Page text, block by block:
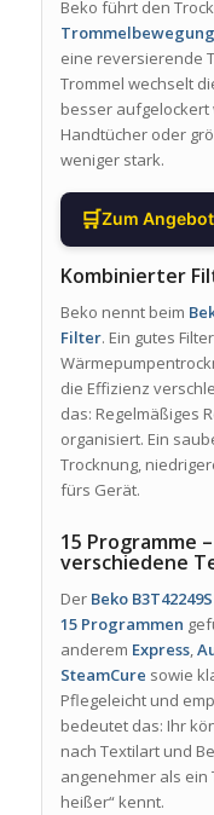
Beko führt den
Trommelbewegung
eine reversierende
Trommel wechselt
besser aufgelockert
Handtücher oder
weniger stark.
🛒Zum
Kombinierter
Beko nennt beim
Filter. Ein gutes
die Effizienz
das: Regelmäßiges
organisiert. Ein
Trocknung,
fürs Gerät.
15 Programme
verschiedene
Der Beko
15 Programmen
anderem Express,
SteamCure sowie
Pflegeleicht und
bedeutet das: Ihr
nach Textilart und
angenehmer als ein
heißer“ kennt.